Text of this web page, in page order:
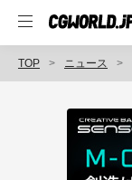
TOP ニュース